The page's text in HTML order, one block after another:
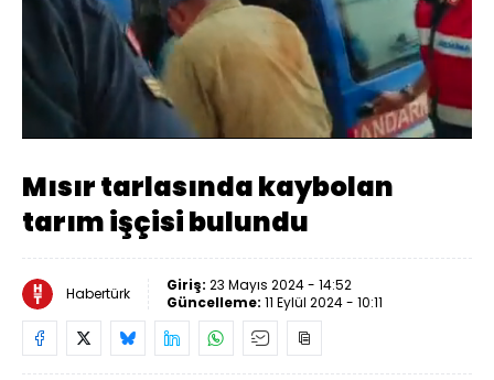
Aç
Yüklendi:
100.00%
Oynatma
Hızı
Mısır tarlasında kaybolan
tarım işçisi bulundu
Habertürk Giriş: 23 Mayıs 2024 - 14:52
Güncelleme: 11 Eylül 2024 - 10:11